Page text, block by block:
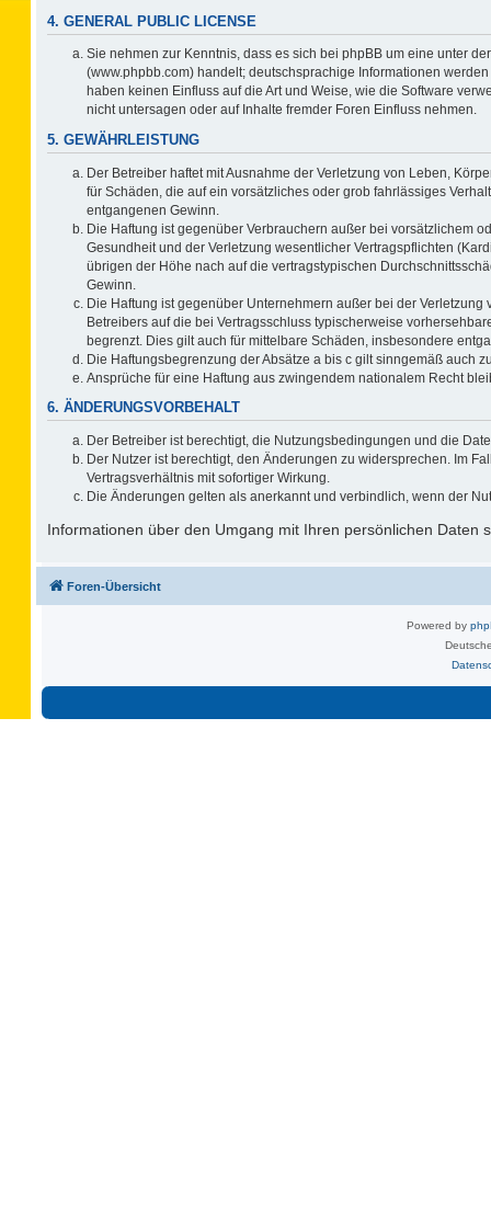
4. GENERAL PUBLIC LICENSE
Sie nehmen zur Kenntnis, dass es sich bei phpBB um eine unter der
(www.phpbb.com) handelt; deutschsprachige Informationen
haben keinen Einfluss auf die Art und Weise, wie die Software
nicht untersagen oder auf Inhalte fremder Foren Einfluss nehmen.
5. GEWÄHRLEISTUNG
Der Betreiber haftet mit Ausnahme der Verletzung von Leben,
für Schäden, die auf ein vorsätzliches oder grob fahrlässiges
entgangenen Gewinn.
Die Haftung ist gegenüber Verbrauchern außer bei vorsätzlichem
Gesundheit und der Verletzung wesentlicher Vertragspflichten
übrigen der Höhe nach auf die vertragstypischen
Gewinn.
Die Haftung ist gegenüber Unternehmern außer bei der
Betreibers auf die bei Vertragsschluss typischerweise
begrenzt. Dies gilt auch für mittelbare Schäden, insbesondere
Die Haftungsbegrenzung der Absätze a bis c gilt sinngemäß auch
Ansprüche für eine Haftung aus zwingendem nationalem Recht
6. ÄNDERUNGSVORBEHALT
Der Betreiber ist berechtigt, die Nutzungsbedingungen und die
Der Nutzer ist berechtigt, den Änderungen zu widersprechen. Im
Vertragsverhältnis mit sofortiger Wirkung.
Die Änderungen gelten als anerkannt und verbindlich, wenn der
Informationen über den Umgang mit Ihren persönlichen Daten
Foren-Übersicht
Powered by